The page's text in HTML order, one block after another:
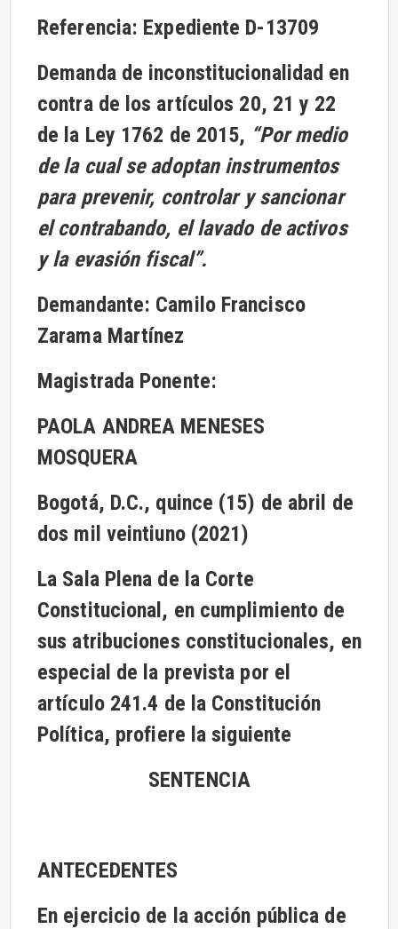
Referencia: Expediente D-13709
Demanda de inconstitucionalidad en
contra de los artículos 20, 21 y 22
de la Ley 1762 de 2015, “Por medio
de la cual se adoptan instrumentos
para prevenir, controlar y sancionar
el contrabando, el lavado de activos
y la evasión fiscal”.
Demandante: Camilo Francisco
Zarama Martínez
Magistrada Ponente:
PAOLA ANDREA MENESES
MOSQUERA
Bogotá, D.C., quince (15) de abril de
dos mil veintiuno (2021)
La Sala Plena de la Corte
Constitucional, en cumplimiento de
sus atribuciones constitucionales, en
especial de la prevista por el
artículo 241.4 de la Constitución
Política, profiere la siguiente
SENTENCIA
ANTECEDENTES
En ejercicio de la acción pública de